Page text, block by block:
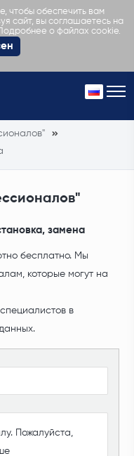
чтобы обеспечить вам
сайт, вы соглашаетесь на
о файлах cookie.
замена
бесплатно. Мы
которые могут на
специалистов в